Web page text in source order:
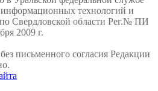
информационных технологий и
Свердловской области Рег.№ ПИ
2009 г.
письменного согласия Редакции